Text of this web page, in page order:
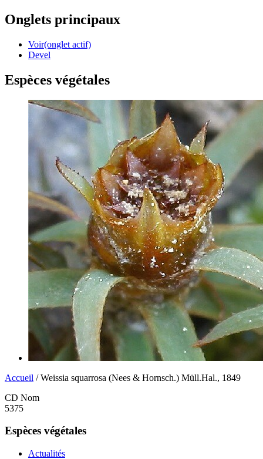
Onglets principaux
Voir(onglet actif)
Devel
Espèces végétales
Accueil / Weissia squarrosa (Nees & Hornsch.) Müll.Hal., 1849
CD Nom
5375
Espèces végétales
Actualités